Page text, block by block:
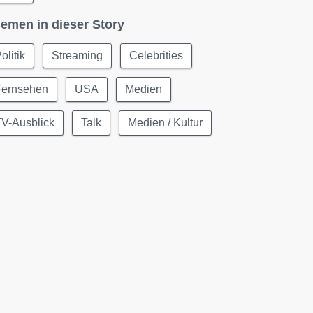
in dieser Story
Streaming Celebrities
USA Medien
Ausblick Talk Medien / Kultur